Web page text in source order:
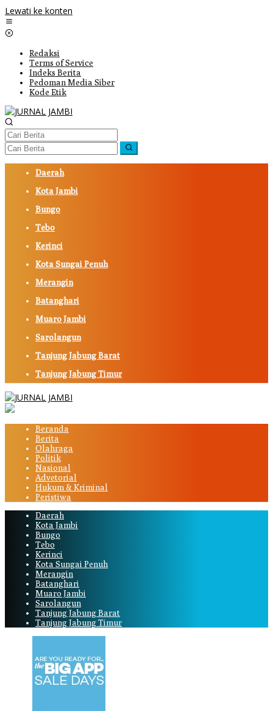
Lewati ke konten
Redaksi
Terms of Service
Indeks Berita
Pedoman Media Siber
Kode Etik
Daerah
Kota Jambi
Bungo
Tebo
Kerinci
Kota Sungai Penuh
Merangin
Batanghari
Muaro Jambi
Sarolangun
Tanjung Jabung Barat
Tanjung Jabung Timur
Beranda
Berita
Olahraga
Politik
Nasional
Advetorial
Hukum & Kriminal
Peristiwa
Daerah
Kota Jambi
Bungo
Tebo
Kerinci
Kota Sungai Penuh
Merangin
Batanghari
Muaro Jambi
Sarolangun
Tanjung Jabung Barat
Tanjung Jabung Timur